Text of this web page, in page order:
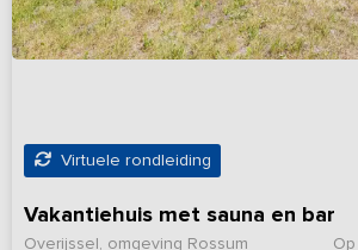
Virtuele rondleiding
Vakantiehuis met sauna en bar
Overijssel, omgeving Rossum